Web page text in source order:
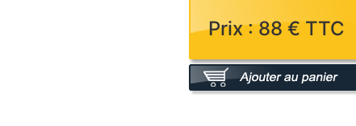
Prix : 88 € TTC